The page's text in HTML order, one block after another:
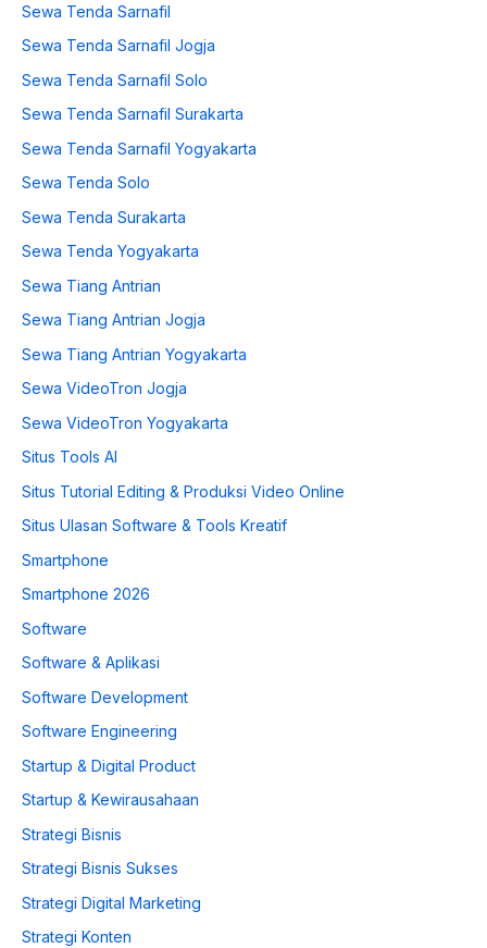
Sewa Tenda Sarnafil
Sewa Tenda Sarnafil Jogja
Sewa Tenda Sarnafil Solo
Sewa Tenda Sarnafil Surakarta
Sewa Tenda Sarnafil Yogyakarta
Sewa Tenda Solo
Sewa Tenda Surakarta
Sewa Tenda Yogyakarta
Sewa Tiang Antrian
Sewa Tiang Antrian Jogja
Sewa Tiang Antrian Yogyakarta
Sewa VideoTron Jogja
Sewa VideoTron Yogyakarta
Situs Tools AI
Situs Tutorial Editing & Produksi Video Online
Situs Ulasan Software & Tools Kreatif
Smartphone
Smartphone 2026
Software
Software & Aplikasi
Software Development
Software Engineering
Startup & Digital Product
Startup & Kewirausahaan
Strategi Bisnis
Strategi Bisnis Sukses
Strategi Digital Marketing
Strategi Konten